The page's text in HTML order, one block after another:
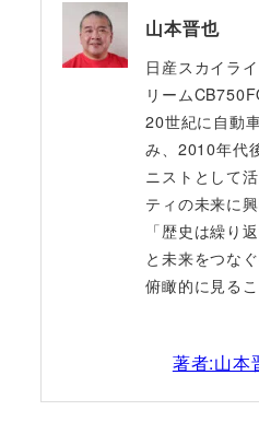
山本晋也
日産スカイラ
リーム
20世紀に自動
み、2010年代
ニストとして
ティの未来に
「歴史は繰り
と未来をつな
俯瞰的に見る
著者:山本